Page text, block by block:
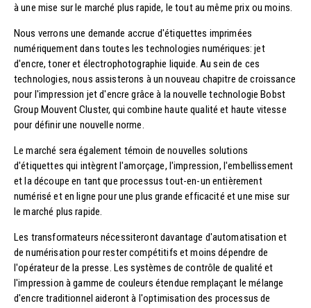
à une mise sur le marché plus rapide, le tout au même prix ou moins.
Nous verrons une demande accrue d'étiquettes imprimées
numériquement dans toutes les technologies numériques: jet
d'encre, toner et électrophotographie liquide. Au sein de ces
technologies, nous assisterons à un nouveau chapitre de croissance
pour l'impression jet d'encre grâce à la nouvelle technologie Bobst
Group Mouvent Cluster, qui combine haute qualité et haute vitesse
pour définir une nouvelle norme.
Le marché sera également témoin de nouvelles solutions
d'étiquettes qui intègrent l'amorçage, l'impression, l'embellissement
et la découpe en tant que processus tout-en-un entièrement
numérisé et en ligne pour une plus grande efficacité et une mise sur
le marché plus rapide.
Les transformateurs nécessiteront davantage d'automatisation et
de numérisation pour rester compétitifs et moins dépendre de
l'opérateur de la presse. Les systèmes de contrôle de qualité et
l'impression à gamme de couleurs étendue remplaçant le mélange
d'encre traditionnel aideront à l'optimisation des processus de